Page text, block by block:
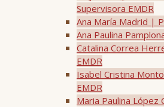
Supervisora EMDR
Ana María Madrid |
Ana Paulina
Catalina Correa
EMDR
Isabel Cristina
EMDR
Maria Paulina